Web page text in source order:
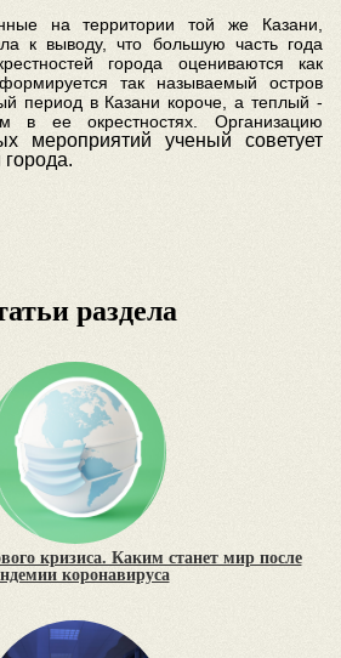
на территории той же Казани,
к выводу, что большую часть года
города оцениваются как
так называемый остров
период в Казани короче, а теплый -
в ее окрестностях. Организацию
мероприятий ученый советует
города.
раздела
кризиса. Каким станет мир после
коронавируса